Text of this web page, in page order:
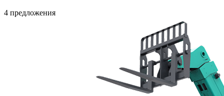
4 предложения